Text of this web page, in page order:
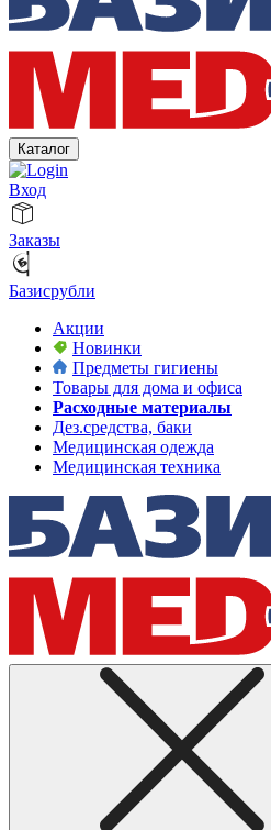
Каталог
Вход
Заказы
Базисрубли
Акции
Новинки
Предметы гигиены
Товары для дома и офиса
Расходные материалы
Дез.средства, баки
Медицинская одежда
Медицинская техника